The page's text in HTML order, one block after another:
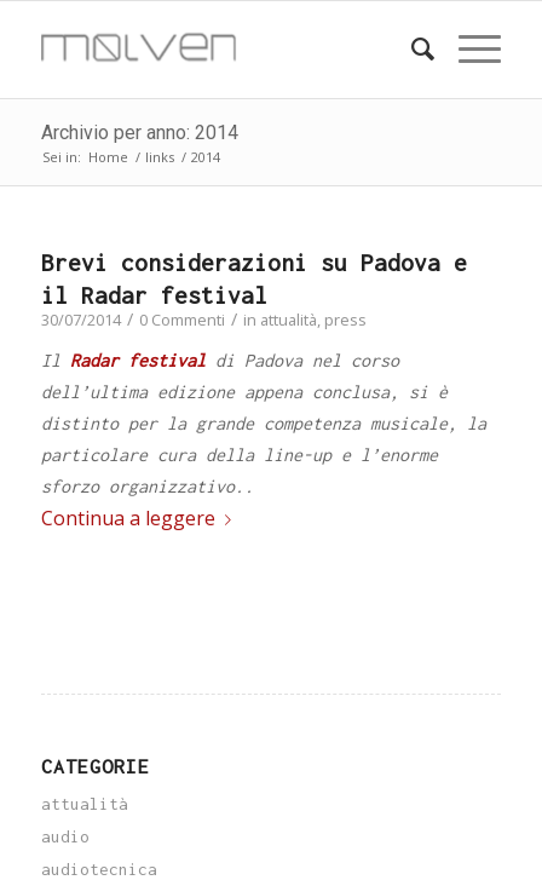
Archivio per anno: 2014
Sei in: Home / links / 2014
Brevi considerazioni su Padova e
il Radar festival
30/07/2014 / 0 Commenti / in attualità, press
Il Radar festivaldi Padova nel corso
dell’ultima edizione appena conclusa, si è
distinto per la grande competenza musicale, la
particolare cura della line-up e l’enorme
sforzo organizzativo..
Continua a leggere
CATEGORIE
attualità
audio
audiotecnica